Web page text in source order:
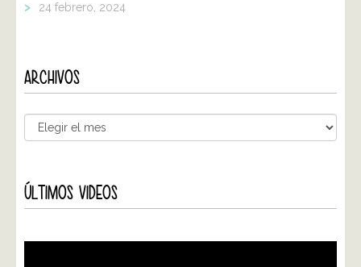
> 24 febrero, 2024
ARCHIVOS
ÚLTIMOS VIDEOS